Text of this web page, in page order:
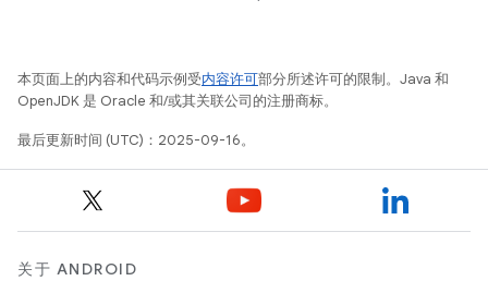
本页面上的内容和代码示例受内容许可部分所述许可的限制。Java 和
OpenJDK 是 Oracle 和/或其关联公司的注册商标。
最后更新时间 (UTC)：2025-09-16。
关于 ANDROID